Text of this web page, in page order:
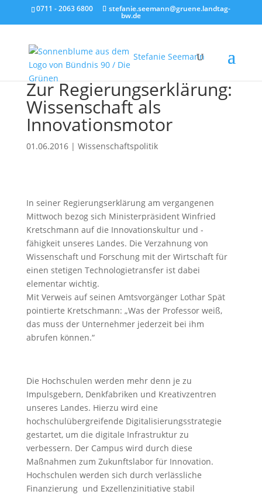
0711 - 2063 6800 stefanie.seemann@gruene.landtag-
bw.de
Stefanie Seemann
Zur Regierungserklärung:
Wissenschaft als
Innovationsmotor
01.06.2016| Wissenschaftspolitik
In seiner Regierungserklärung am vergangenen
Mittwoch bezog sich Ministerpräsident Winfried
Kretschmann auf die Innovationskultur und -
fähigkeit unseres Landes. Die Verzahnung von
Wissenschaft und Forschung mit der Wirtschaft für
einen stetigen Technologietransfer ist dabei
elementar wichtig.
Mit Verweis auf seinen Amtsvorgänger Lothar Spät
pointierte Kretschmann: „Was der Professor weiß,
das muss der Unternehmer jederzeit bei ihm
abrufen können.“
Die Hochschulen werden mehr denn je zu
Impulsgebern, Denkfabriken und Kreativzentren
unseres Landes. Hierzu wird eine
hochschulübergreifende Digitalisierungsstrategie
gestartet, um die digitale Infrastruktur zu
verbessern. Der Campus wird durch diese
Maßnahmen zum Zukunftslabor für Innovation.
Hochschulen werden sich durch verlässliche
Finanzierung und Exzellenzinitiative stabil